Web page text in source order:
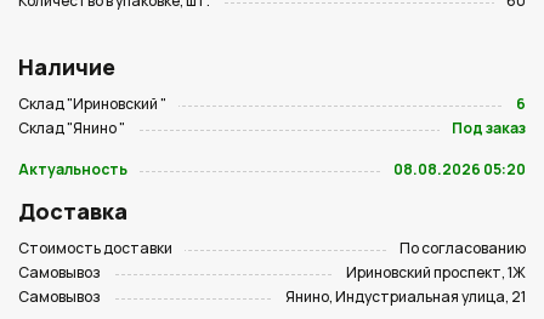
Наличие
Склад "Ириновский "
6
Склад "Янино "
Под заказ
Актуальность
08.08.2026 05:20
Доставка
Стоимость доставки
По согласованию
Самовывоз
Ириновский проспект, 1Ж
Самовывоз
Янино, Индустриальная улица, 21